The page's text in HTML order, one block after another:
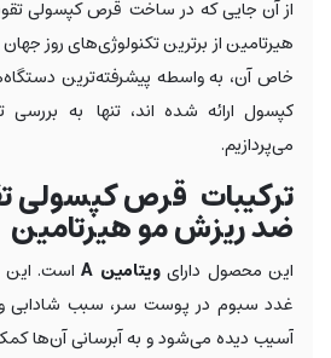
از آن جایی که در ساخت قرص کپسولی
هیرتامین از برترین تکنولوژی‌های روز
خاص آن، به واسطه پیشرفته‌ترین
کپسول ارائه شده اند، تنها به بررسی
می‌پردازیم.
ترکیبات قرص کپسولی
ضد ریزش مو هیرتامین
این محصول دارایویتامین A
است. این
غدد سبوم در پوست سر، سبب
آسیب دیده می‌شود و به آبرسانی آن‌ها